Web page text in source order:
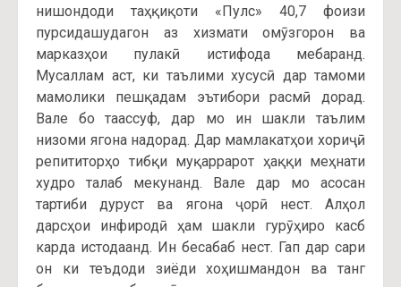
нишондоди таҳқиқоти «Пулс» 40,7 фоизи
пурсидашудагон аз хизмати омӯзгорон ва
марказҳои пулакӣ истифода мебаранд.
Мусаллам аст, ки таълими хусусӣ дар тамоми
мамолики пешқадам эътибори расмӣ дорад.
Вале бо таассуф, дар мо ин шакли таълим
низоми ягона надорад. Дар мамлакатҳои хориҷӣ
репититорҳо тибқи муқаррарот ҳаққи меҳнати
худро талаб мекунанд. Вале дар мо асосан
тартиби дуруст ва ягона ҷорӣ нест. Алҳол
дарсҳои инфиродӣ ҳам шакли гурӯҳиро касб
карда истодаанд. Ин бесабаб нест. Гап дар сари
он ки теъдоди зиёди хоҳишмандон ва танг